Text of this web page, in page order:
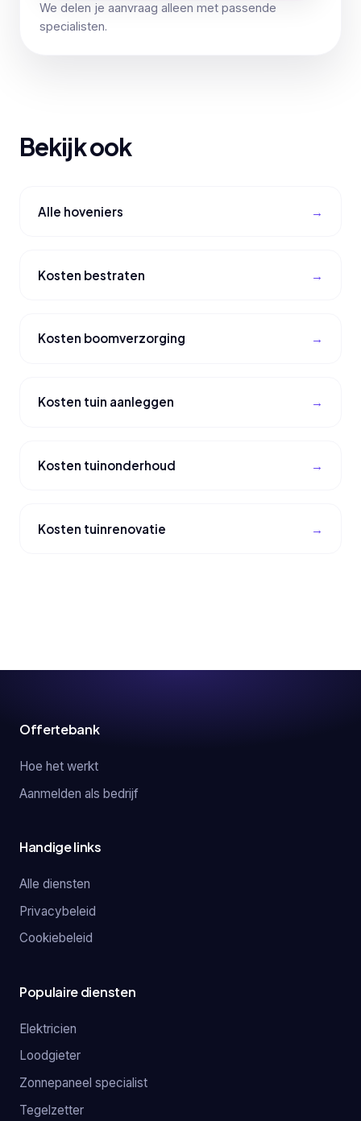
We delen je aanvraag alleen met passende
specialisten.
Bekijk ook
Alle hoveniers
Kosten bestraten
Kosten boomverzorging
Kosten tuin aanleggen
Kosten tuinonderhoud
Kosten tuinrenovatie
Offertebank
Hoe het werkt
Aanmelden als bedrijf
Handige links
Alle diensten
Privacybeleid
Cookiebeleid
Populaire diensten
Elektricien
Loodgieter
Zonnepaneel specialist
Tegelzetter